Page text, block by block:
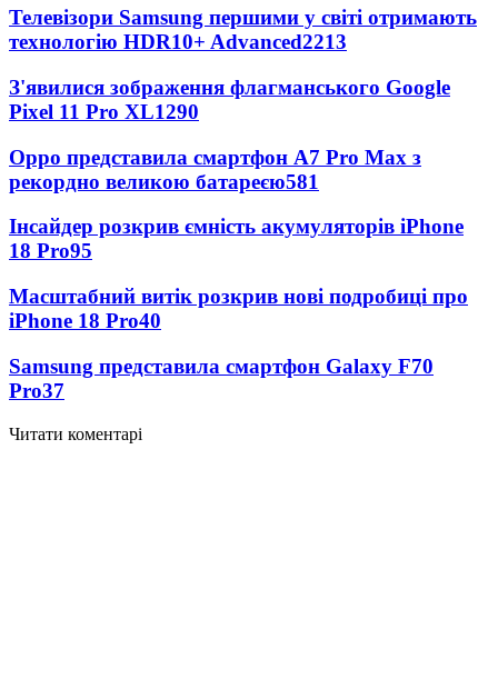
Телевізори Samsung першими у світі отримають
технологію HDR10+ Advanced2213
З'явилися зображення флагманського Google
Pixel 11 Pro XL1290
Oppo представила смартфон A7 Pro Max з
рекордно великою батареєю581
Інсайдер розкрив ємність акумуляторів iPhone
18 Pro95
Масштабний витік розкрив нові подробиці про
iPhone 18 Pro40
Samsung представила смартфон Galaxy F70
Pro37
Читати коментарі